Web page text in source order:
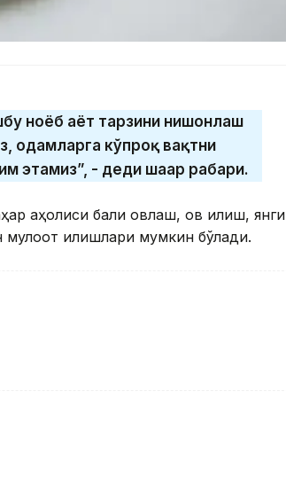
ноёб ҳаёт тарзини нишонлаш
одамларга кўпроқ вақтни
этамиз”, - деди шаҳар раҳбари.
аҳолиси балиқ овлаш, ов қилиш, янги
қилишлари мумкин бўлади.